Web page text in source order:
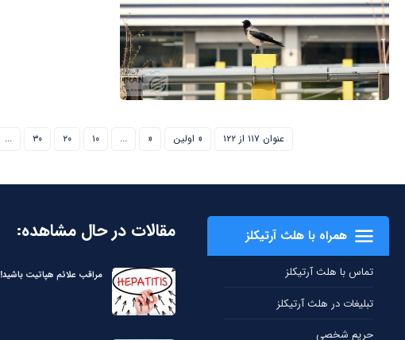
عنوان ۱۱۷ از ۱۲۲ « اولین «
... ۱۰ ۲۰ ۳۰ ...
همراه با هلث آرتیکلز
تماس با هلث آرتیکلز
تبلیغات در هلث آرتیکلز
حریم شخصی
مقالات در حال مشاهده:
مراقب علائم هپاتیت باشید!